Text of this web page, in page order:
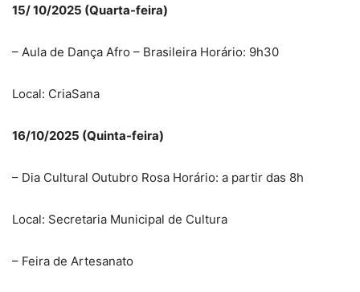
15/ 10/2025 (Quarta-feira)
– Aula de Dança Afro – Brasileira Horário: 9h30
Local: CriaSana
16/10/2025 (Quinta-feira)
– Dia Cultural Outubro Rosa Horário: a partir das 8h
Local: Secretaria Municipal de Cultura
– Feira de Artesanato